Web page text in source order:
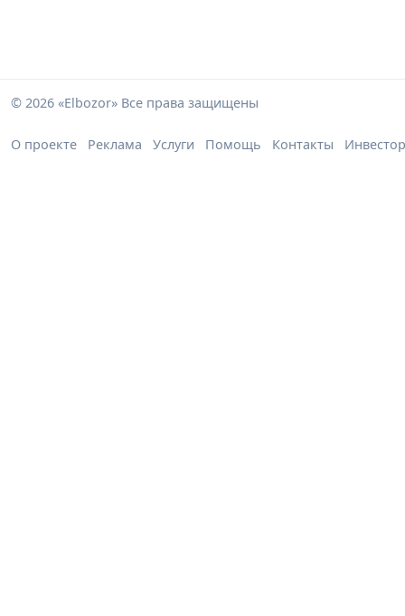
© 2026 «Elbozor» Все права защищены
О проекте Реклама Услуги Помощь Контакты